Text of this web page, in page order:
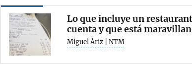
Lo que incluye un
cuenta y que está
Miguel Áriz | NTM